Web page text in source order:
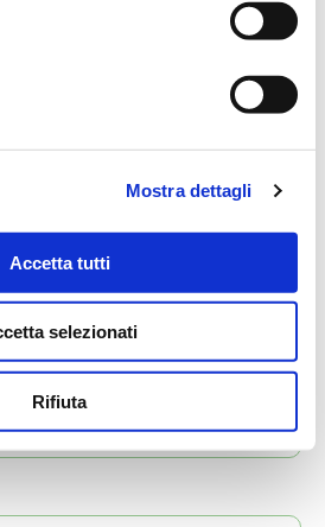
Mostra dettagli
Accetta tutti
selezionati
Rifiuta
30/04/2024 alle 15:49
Sentite condoglianze alla tua
di vicinanza alla famiglia di
sarà pubblicato.